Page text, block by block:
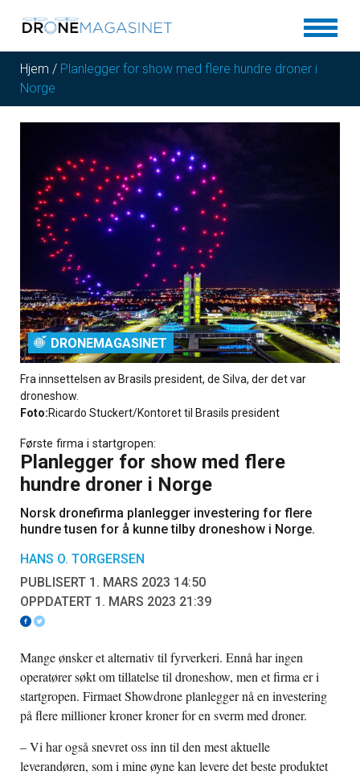
Hjem / Planlegger for show med flere hundre droner i
Norge
DRONEMAGASINET
Fra innsettelsen av Brasils president, de Silva, der det var
droneshow.
Foto:Ricardo Stuckert/Kontoret til Brasils president
Første firma i startgropen:
Planlegger for show med flere
hundre droner i Norge
Norsk dronefirma planlegger investering for flere
hundre tusen for å kunne tilby droneshow i Norge.
HANS O. TORGERSEN
PUBLISERT 1. MARS 2023 14:50
OPPDATERT 1. MARS 2023 21:39
Mange ønsker et alternativ til fyrverkeri. Ennå har ingen
operatører søkt om tillatelse til droneshow, men et firma er i
startgropen. Firmaet Showdrone planlegger nå en investering
på flere millioner kroner kroner for en sverm med droner.
– Vi har også snevret oss inn til den mest aktuelle
leverandøren, som i mine øyne kan levere det beste produktet